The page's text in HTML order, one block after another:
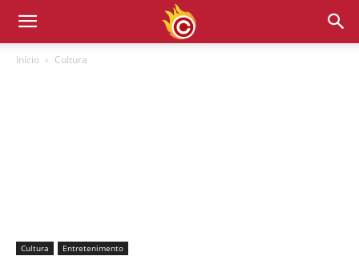
Início Cultura
Cultura Entretenimento